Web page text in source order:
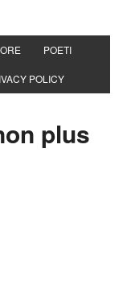
POETI
POLICY
plus